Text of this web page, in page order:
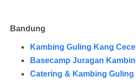
Bandung
Kambing Guling Kang
Basecamp Juragan
Catering & Kambing Guling